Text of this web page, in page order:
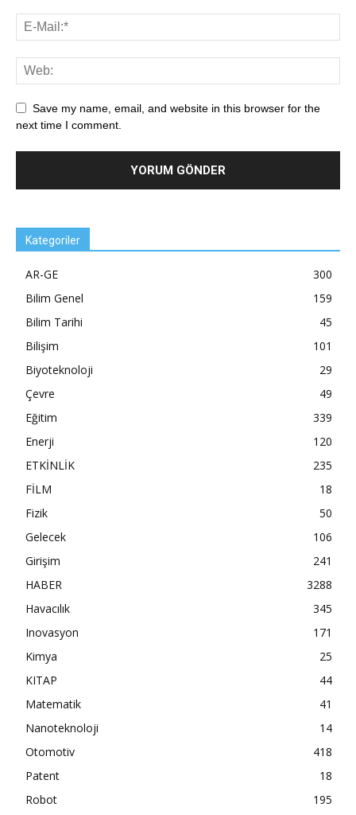
Save my name, email, and website in this browser for the
next time I comment.
Kategoriler
AR-GE
300
Bilim Genel
159
Bilim Tarihi
45
Bilişim
101
Biyoteknoloji
29
Çevre
49
Eğitim
339
Enerji
120
ETKİNLİK
235
FİLM
18
Fizik
50
Gelecek
106
Girişim
241
HABER
3288
Havacılık
345
Inovasyon
171
Kimya
25
KITAP
44
Matematik
41
Nanoteknoloji
14
Otomotiv
418
Patent
18
Robot
195